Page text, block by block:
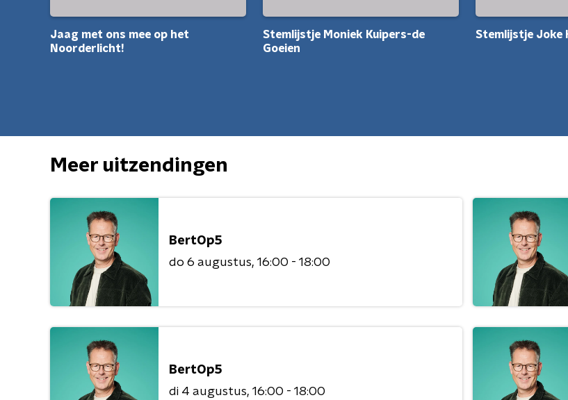
Jaag met ons mee op het
Noorderlicht!
Stemlijstje Moniek Kuipers-de
Goeien
Stemlijstje Joke
Meer uitzendingen
BertOp5
do 6 augustus 16:00 - 18:00
BertOp5
di 4 augustus 16:00 - 18:00